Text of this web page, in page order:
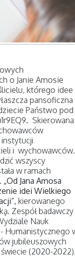
o Janie Amosie
którego idee
pansoficzna
Państwo pod
. Skierowana
instytucji
i wychowawców.
wszyscy
w ramach
„Od Jana Amosa
idei Wielkiego
kierowanego
Zespół badawczy
Nauk
Humanistycznego
jubileuszowych
(2020-